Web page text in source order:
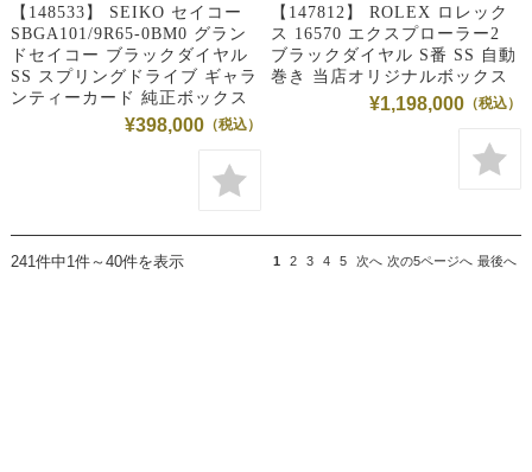
【148533】 SEIKO セイコー
SBGA101/9R65-0BM0 グラン
ドセイコー ブラックダイヤル
SS スプリングドライブ ギャラ
ンティーカード 純正ボックス
¥398,000
【147812】 ROLEX ロレック
ス 16570 エクスプローラー2
ブラックダイヤル S番 SS 自動
巻き 当店オリジナルボックス
¥1,198,000
241件中1件～40件を表示 1 2 3 4 5 次へ 次の5ページへ 最後へ